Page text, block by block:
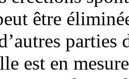
être
est en